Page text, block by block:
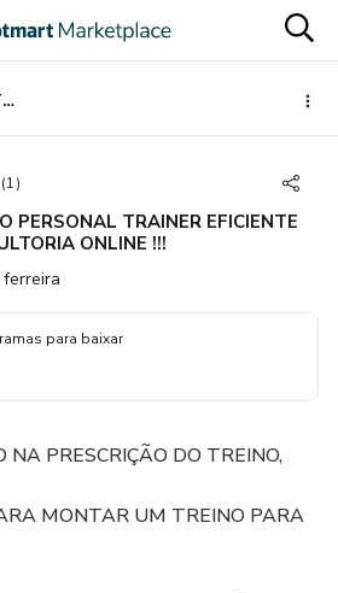
COMBO PERSONAL TRAINER EFICIENTE CONSULTORIA ONLINE !!!
(1)
PERSONAL TRAINER EFICIENTE
ONLINE !!!
para baixar
PRESCRIÇÃO DO TREINO,
MONTAR UM TREINO PARA